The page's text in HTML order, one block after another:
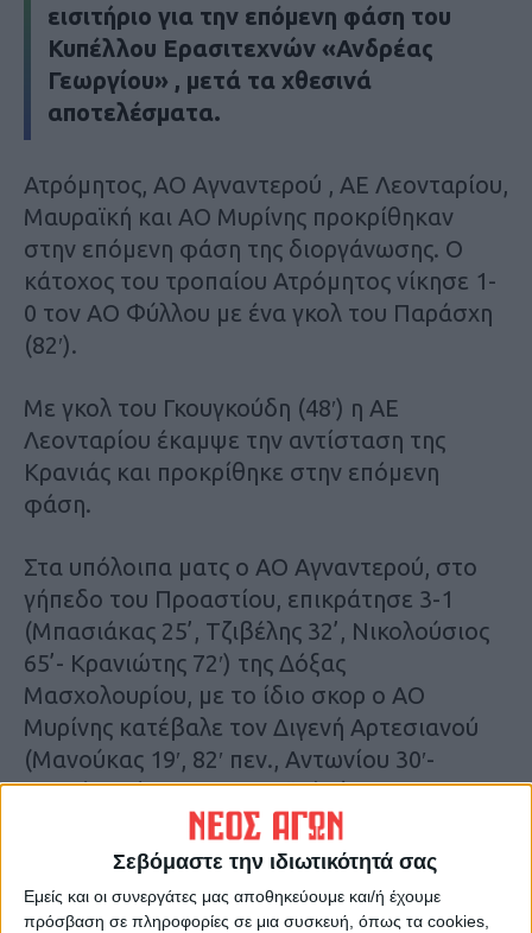
Σεβόμαστε την ιδιωτικότητά σας
Εμείς και οι συνεργάτες μας αποθηκεύουμε και/ή έχουμε
πρόσβαση σε πληροφορίες σε μια συσκευή, όπως τα cookies,
εισιτήριο για την επόμενη φάση του
Κυπέλλου Ερασιτεχνών «Ανδρέας
Γεωργίου» , μετά τα χθεσινά
αποτελέσματα.
Ατρόμητος, ΑΟ Αγναντερού , ΑΕ Λεονταρίου,
Μαυραϊκή και ΑΟ Μυρίνης προκρίθηκαν
στην επόμενη φάση της διοργάνωσης. Ο
κάτοχος του τροπαίου Ατρόμητος νίκησε 1-
0 τον ΑΟ Φύλλου με ένα γκολ του Παράσχη
(82′).
Με γκολ του Γκουγκούδη (48′) η ΑΕ
Λεονταρίου έκαμψε την αντίσταση της
Κρανιάς και προκρίθηκε στην επόμενη
φάση.
Στα υπόλοιπα ματς ο ΑΟ Αγναντερού, στο
γήπεδο του Προαστίου, επικράτησε 3-1
(Μπασιάκας 25’, Τζιβέλης 32’, Νικολούσιος
65’- Κρανιώτης 72′) της Δόξας
Μασχολουρίου, με το ίδιο σκορ ο ΑΟ
Μυρίνης κατέβαλε τον Διγενή Αρτεσιανού
(Μανούκας 19′, 82′ πεν., Αντωνίου 30′-
Κοντός 72′) και η Μαυραϊκή νίκησε 4-1
(Σαλής 16′, Δημητρίου 23’,36’, Β. Μπαντής
60′- Ραμαντάνης 75′).
Τα αποτελέσματα: